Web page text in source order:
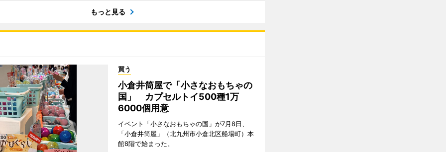
もっと見る
買う
小倉井筒屋で「小さなおもちゃの
国」 カプセルトイ500種1万
6000個用意
イベント「小さなおもちゃの国」が7月8日、
「小倉井筒屋」（北九州市小倉北区船場町）本
館8階で始まった。